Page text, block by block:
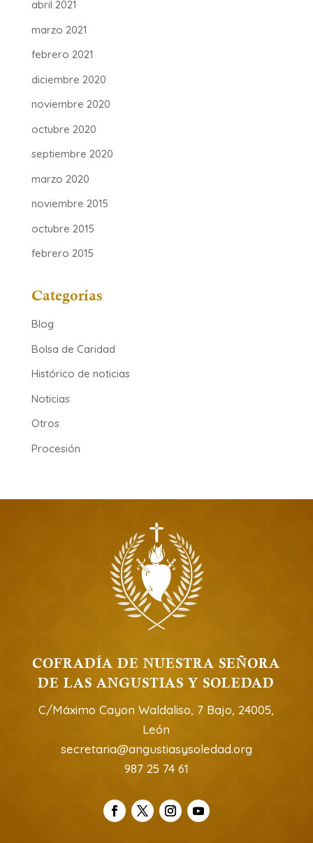
abril 2021
marzo 2021
febrero 2021
diciembre 2020
noviembre 2020
octubre 2020
septiembre 2020
marzo 2020
noviembre 2015
octubre 2015
febrero 2015
Categorías
Blog
Bolsa de Caridad
Histórico de noticias
Noticias
Otros
Procesión
COFRADÍA DE NUESTRA SEÑORA
DE LAS ANGUSTIAS Y SOLEDAD
C/Máximo Cayon Waldaliso, 7 Bajo, 24005,
León
secretaria@angustiasysoledad.org
987 25 74 61